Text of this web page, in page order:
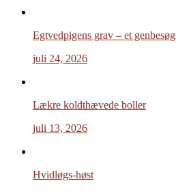
Egtvedpigens grav – et genbesøg
juli 24, 2026
Lækre koldthævede boller
juli 13, 2026
Hvidløgs-høst